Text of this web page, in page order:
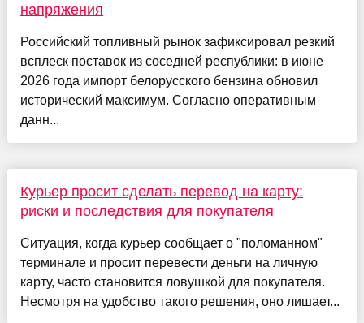
напряжения
Российский топливный рынок зафиксировал резкий
всплеск поставок из соседней республики: в июне
2026 года импорт белорусского бензина обновил
исторический максимум. Согласно оперативным
данн...
Курьер просит сделать перевод на карту:
риски и последствия для покупателя
Ситуация, когда курьер сообщает о "поломанном"
терминале и просит перевести деньги на личную
карту, часто становится ловушкой для покупателя.
Несмотря на удобство такого решения, оно лишает...